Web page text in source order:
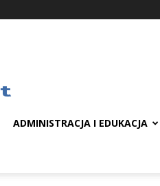
ADMINISTRACJA I EDUKACJA